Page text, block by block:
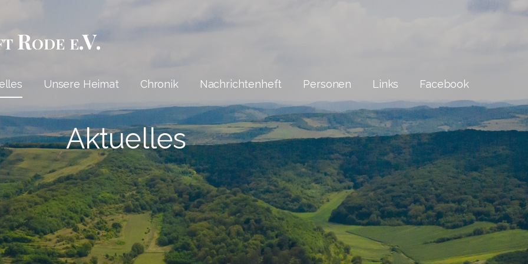
Rode e.V.
Unsere Heimat Chronik Nachrichtenheft Personen Links Facebook
Aktuelles